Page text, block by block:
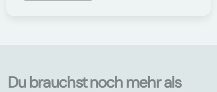
Du brauchst noch mehr als